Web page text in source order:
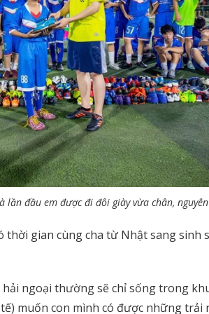
lần đầu em được đi đôi giày vừa chân,
thời gian cùng cha từ Nhật sang sinh
ngoại thường sẽ chỉ sống trong
muốn con mình có được những trải
ĐẠI HỌC KỸ
CÔNG NGHỆ CẦN
DỰNG MÔ HÌNH
ỨC” NĂM HỌC 2025
– 2026
ĐOÀN THANH
VIÊN CTUT
HOẠT
SINH VIÊN
GIAO